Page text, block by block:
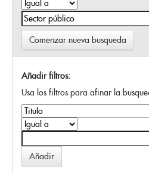
Comenzar nueva busqueda
Añadir filtros:
Usa los filtros para afinar la